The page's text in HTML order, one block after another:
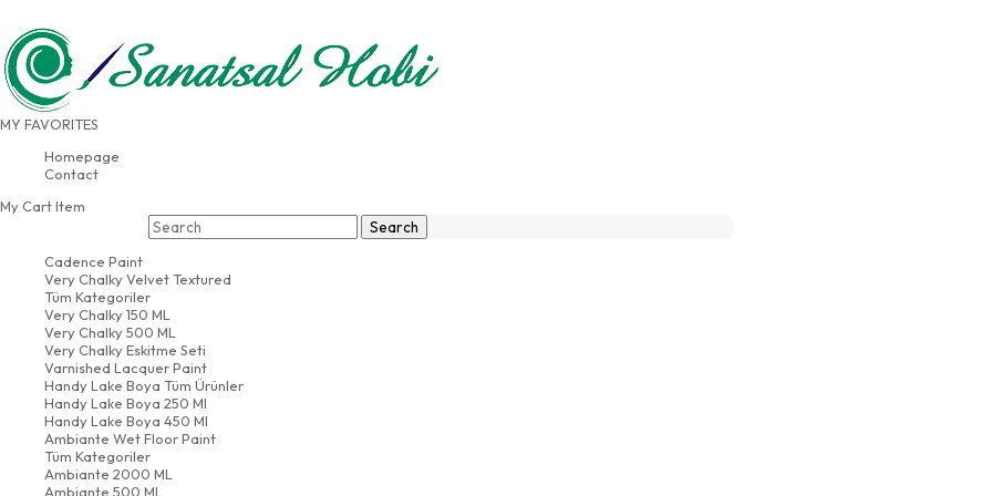
FREE SHIPPING FOR PURCHASES OVER
500 USD
MY FAVORITES
Homepage
Contact
My CartItem
Cadence Paint
Very Chalky Velvet Textured
Tüm Kategoriler
Very Chalky 150 ML
Very Chalky 500 ML
Very Chalky Eskitme Seti
Varnished Lacquer Paint
Handy Lake Boya Tüm Ürünler
Handy Lake Boya 250 Ml
Handy Lake Boya 450 Ml
Ambiante Wet Floor Paint
Tüm Kategoriler
Ambiante 2000 ML
Ambiante 500 ML